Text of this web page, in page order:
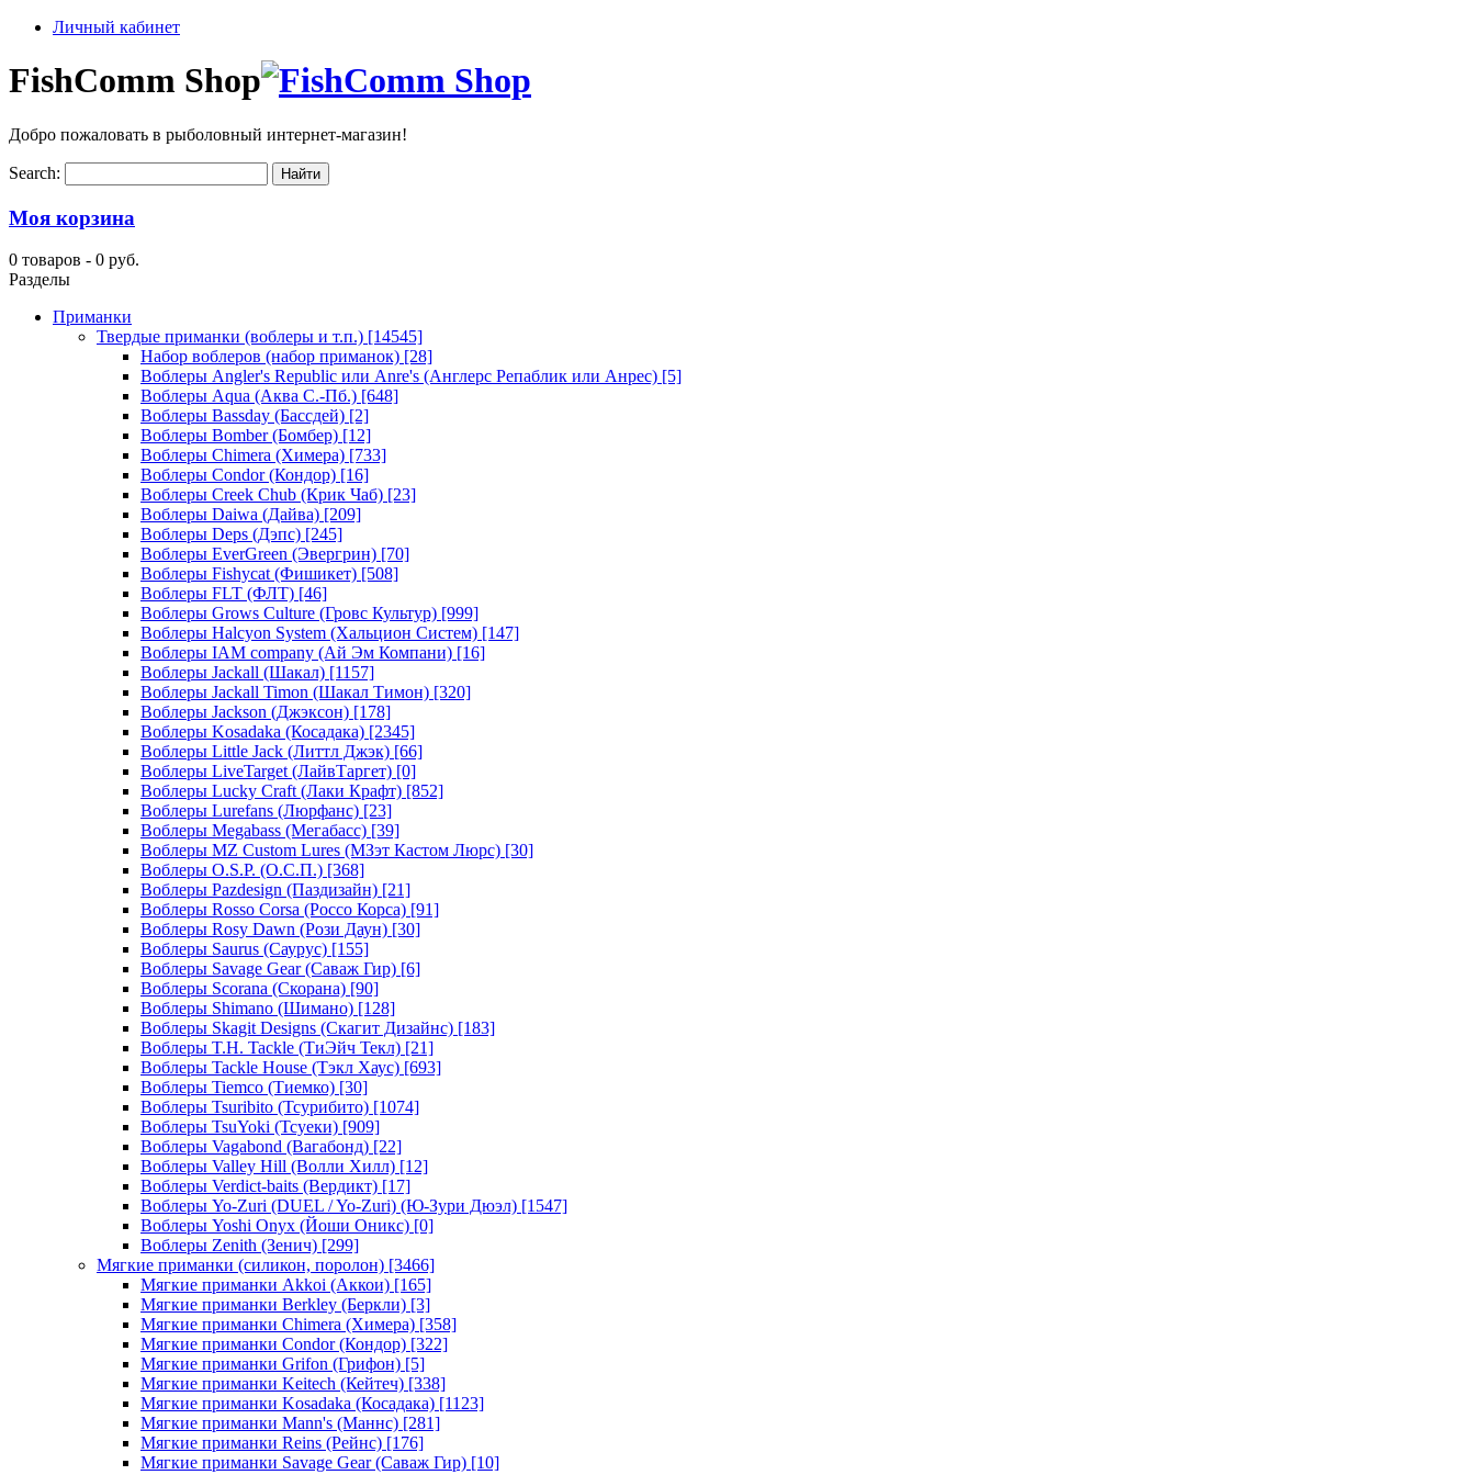
Личный кабинет
FishComm Shop
Добро пожаловать в рыболовный интернет-магазин!
Search:
Моя корзина
0 товаров - 0 руб.
Разделы
Приманки
Твердые приманки (воблеры и т.п.) [14545]
Набор воблеров (набор приманок) [28]
Воблеры Angler's Republic или Anre's (Англерс Репаблик или Анрес) [5]
Воблеры Aqua (Аква С.-Пб.) [648]
Воблеры Bassday (Бассдей) [2]
Воблеры Bomber (Бомбер) [12]
Воблеры Chimera (Химера) [733]
Воблеры Condor (Кондор) [16]
Воблеры Creek Chub (Крик Чаб) [23]
Воблеры Daiwa (Дайва) [209]
Воблеры Deps (Дэпс) [245]
Воблеры EverGreen (Эвергрин) [70]
Воблеры Fishycat (Фишикет) [508]
Воблеры FLT (ФЛТ) [46]
Воблеры Grows Culture (Гровс Культур) [999]
Воблеры Halcyon System (Хальцион Систем) [147]
Воблеры IAM company (Ай Эм Компани) [16]
Воблеры Jackall (Шакал) [1157]
Воблеры Jackall Timon (Шакал Тимон) [320]
Воблеры Jackson (Джэксон) [178]
Воблеры Kosadaka (Косадака) [2345]
Воблеры Little Jack (Литтл Джэк) [66]
Воблеры LiveTarget (ЛайвТаргет) [0]
Воблеры Lucky Craft (Лаки Крафт) [852]
Воблеры Lurefans (Люрфанс) [23]
Воблеры Megabass (Мегабасс) [39]
Воблеры MZ Custom Lures (МЗэт Кастом Люрс) [30]
Воблеры O.S.P. (О.С.П.) [368]
Воблеры Pazdesign (Паздизайн) [21]
Воблеры Rosso Corsa (Россо Корса) [91]
Воблеры Rosy Dawn (Рози Даун) [30]
Воблеры Saurus (Саурус) [155]
Воблеры Savage Gear (Саваж Гир) [6]
Воблеры Scorana (Скорана) [90]
Воблеры Shimano (Шимано) [128]
Воблеры Skagit Designs (Скагит Дизайнс) [183]
Воблеры T.H. Tackle (ТиЭйч Текл) [21]
Воблеры Tackle House (Тэкл Хаус) [693]
Воблеры Tiemco (Тиемко) [30]
Воблеры Tsuribito (Тсурибито) [1074]
Воблеры TsuYoki (Тсуеки) [909]
Воблеры Vagabond (Вагабонд) [22]
Воблеры Valley Hill (Волли Хилл) [12]
Воблеры Verdict-baits (Вердикт) [17]
Воблеры Yo-Zuri (DUEL / Yo-Zuri) (Ю-Зури Дюэл) [1547]
Воблеры Yoshi Onyx (Йоши Оникс) [0]
Воблеры Zenith (Зенич) [299]
Мягкие приманки (силикон, поролон) [3466]
Мягкие приманки Akkoi (Аккои) [165]
Мягкие приманки Berkley (Беркли) [3]
Мягкие приманки Chimera (Химера) [358]
Мягкие приманки Condor (Кондор) [322]
Мягкие приманки Grifon (Грифон) [5]
Мягкие приманки Keitech (Кейтеч) [338]
Мягкие приманки Kosadaka (Косадака) [1123]
Мягкие приманки Mann's (Маннс) [281]
Мягкие приманки Reins (Рейнс) [176]
Мягкие приманки Savage Gear (Саваж Гир) [10]